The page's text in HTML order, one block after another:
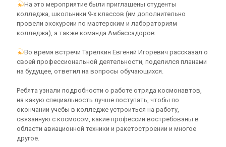
На это мероприятие были приглашены студенты
колледжа, школьники 9-х классов (им дополнительно
провели экскурсии по мастерским и лабораториям
колледжа), а также команда Амбассадоров.
Во время встречи Тарелкин Евгений Игоревич рассказал о
своей профессиональной деятельности, поделился планами
на будущее, ответил на вопросы обучающихся.
Ребята узнали подробности о работе отряда космонавтов,
на какую специальность лучше поступать, чтобы по
окончании учебы в колледже устроиться на работу,
связанную с космосом, какие профессии востребованы в
области авиационной техники и ракетостроении и многое
другое.